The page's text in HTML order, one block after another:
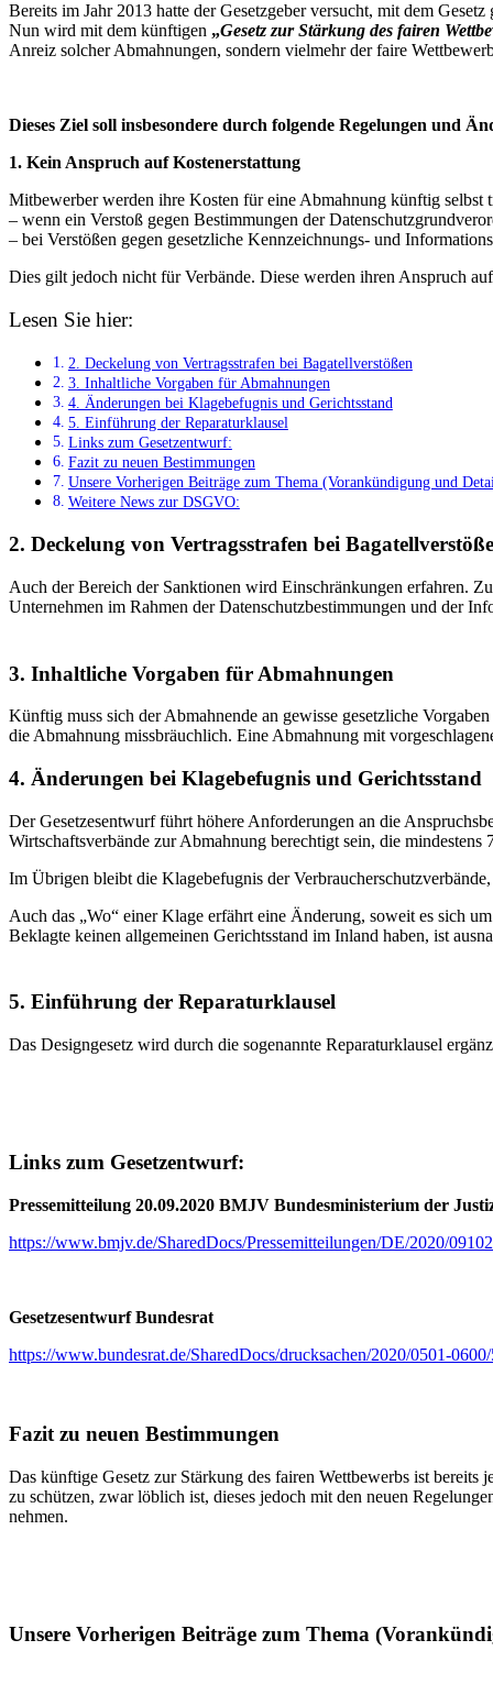
Bereits im Jahr 2013 hatte der Gesetzgeber versucht, mit dem
Nun wird mit dem künftigen „Gesetz zur Stärkung des fairen
Anreiz solcher Abmahnungen, sondern vielmehr der faire
Dieses Ziel soll insbesondere durch folgende Regelungen und
1. Kein Anspruch auf Kostenerstattung
Mitbewerber werden ihre Kosten für eine Abmahnung künftig selbst
– wenn ein Verstoß gegen Bestimmungen der
– bei Verstößen gegen gesetzliche Kennzeichnungs- und
Dies gilt jedoch nicht für Verbände. Diese werden ihren Anspruch
Lesen Sie hier:
2. Deckelung von Vertragsstrafen bei Bagatellverstößen
3. Inhaltliche Vorgaben für Abmahnungen
4. Änderungen bei Klagebefugnis und Gerichtsstand
5. Einführung der Reparaturklausel
Links zum Gesetzentwurf:
Fazit zu neuen Bestimmungen
Unsere Vorherigen Beiträge zum Thema (Vorankündigung und
Weitere News zur DSGVO:
2. Deckelung von Vertragsstrafen bei
Auch der Bereich der Sanktionen wird Einschränkungen erfahren.
Unternehmen im Rahmen der Datenschutzbestimmungen und der
3. Inhaltliche Vorgaben für Abmahnungen
Künftig muss sich der Abmahnende an gewisse gesetzliche
die Abmahnung missbräuchlich. Eine Abmahnung mit
4. Änderungen bei Klagebefugnis und Gerichtsstand
Der Gesetzesentwurf führt höhere Anforderungen an die
Wirtschaftsverbände zur Abmahnung berechtigt sein, die
Im Übrigen bleibt die Klagebefugnis der
Auch das „Wo“ einer Klage erfährt eine Änderung, soweit es sich
Beklagte keinen allgemeinen Gerichtsstand im Inland haben, ist
5. Einführung der Reparaturklausel
Das Designgesetz wird durch die sogenannte Reparaturklausel
Links zum Gesetzentwurf:
Pressemitteilung 20.09.2020 BMJV Bundesministerium der
https://www.bmjv.de/SharedDocs/Pressemitteilungen/DE/2020/
Gesetzesentwurf Bundesrat
https://www.bundesrat.de/SharedDocs/drucksachen/2020/0501-
Fazit zu neuen Bestimmungen
Das künftige Gesetz zur Stärkung des fairen Wettbewerbs ist
zu schützen, zwar löblich ist, dieses jedoch mit den neuen
nehmen.
Unsere Vorherigen Beiträge zum Thema